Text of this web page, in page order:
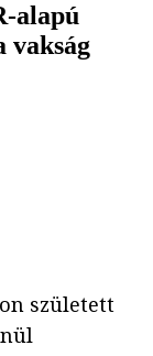
alapú
vakság
született